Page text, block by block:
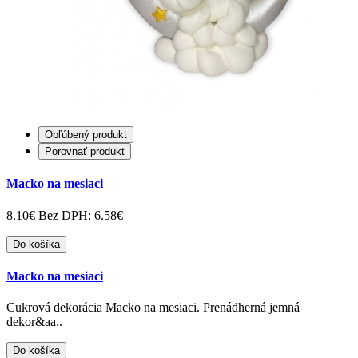
Obľúbený produkt
Porovnať produkt
Macko na mesiaci
8.10€ Bez DPH: 6.58€
Do košíka
Macko na mesiaci
Cukrová dekorácia Macko na mesiaci. Prenádherná jemná
dekor&aa..
Do košíka